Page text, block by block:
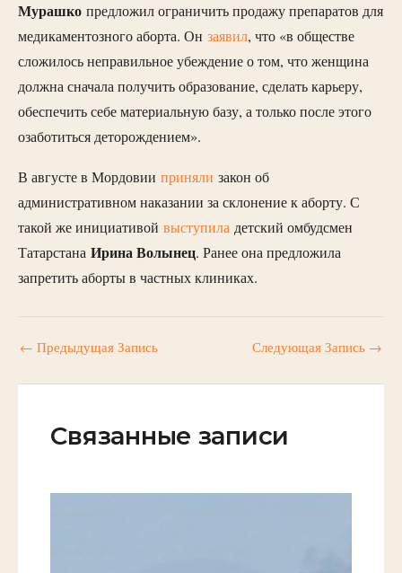
Мурашко предложил ограничить продажу препаратов для
медикаментозного аборта. Он заявил, что «в обществе
сложилось неправильное убеждение о том, что женщина
должна сначала получить образование, сделать карьеру,
обеспечить себе материальную базу, а только после этого
озаботиться деторождением».
В августе в Мордовии приняли закон об
административном наказании за склонение к аборту. С
такой же инициативой выступила детский омбудсмен
Татарстана Ирина Волынец. Ранее она предложила
запретить аборты в частных клиниках.
← Предыдущая Запись Следующая Запись →
Связанные записи